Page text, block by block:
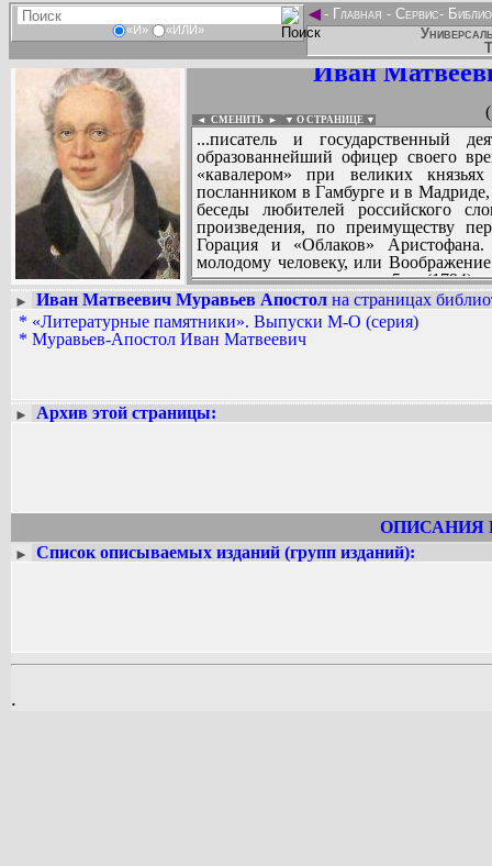
«И» «ИЛИ»
◄- Главная - Сервис-
Иван
◄ СМЕНИТЬ ► ▼ О СТРАНИЦЕ ▼
...писатель и государственный
образованнейший офицер своего
«кавалером» при великих
посланником в Гамбурге и в
беседы любителей российского
произведения, по преимуществу
Горация и «Облаков»
молодому человеку, или
вечера мудренее», ком. в 5 д. (1794),
Старина» (1886, №7).
Вадим Ершов...
...
► Иван Матвеевич Муравьев Апостол на страницах
* «Литературные памятники». Выпуски М-О (серия)
* Муравьев-Апостол Иван Матвеевич
► Архив этой страницы:
ОПИСАНИЯ
► Список описываемых изданий (групп изданий):
.